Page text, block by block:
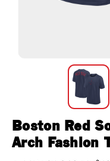
Boston Red
Arch Fashion